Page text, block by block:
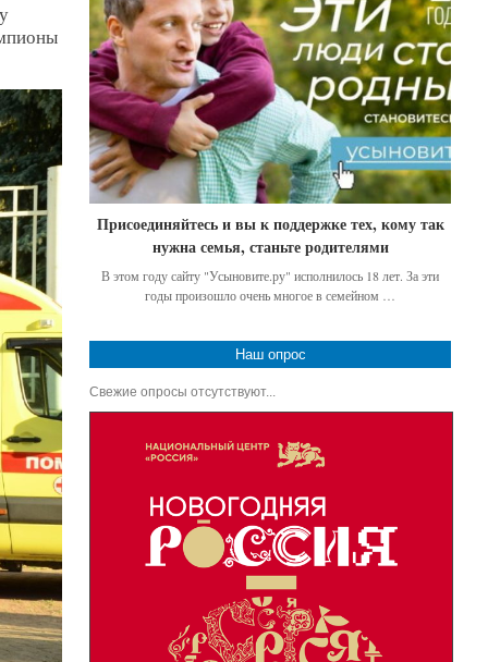
Присоединяйтесь и вы к поддержке тех, кому так
нужна семья, станьте родителями
В этом году сайту "Усыновите.ру" исполнилось 18 лет. За эти
годы произошло очень многое в семейном …
Наш опрос
Свежие опросы отсутствуют...